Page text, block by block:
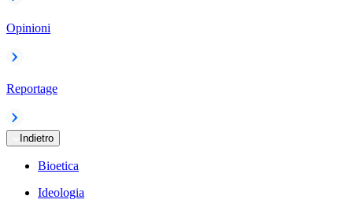
Opinioni
Reportage
Indietro
Bioetica
Ideologia